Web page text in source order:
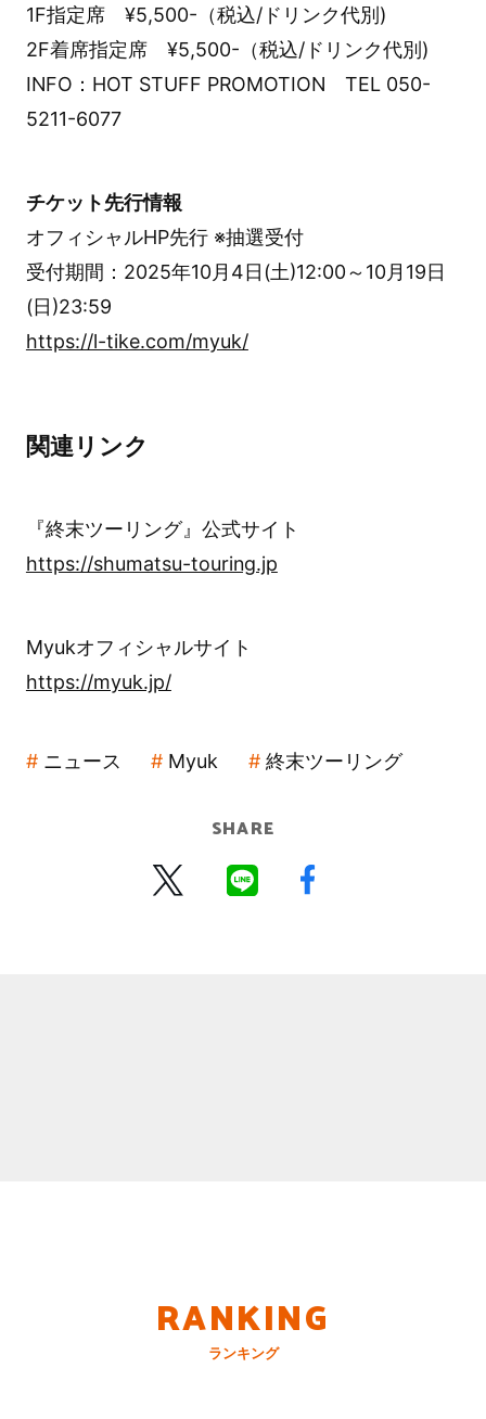
1F指定席 ¥5,500-（税込/ドリンク代別)
2F着席指定席 ¥5,500-（税込/ドリンク代別)
INFO：HOT STUFF PROMOTION TEL 050-
5211-6077
チケット先行情報
オフィシャルHP先行 ※抽選受付
受付期間：2025年10月4日(土)12:00～10月19日
(日)23:59
https://l-tike.com/myuk/
関連リンク
『終末ツーリング』公式サイト
https://shumatsu-touring.jp
Myukオフィシャルサイト
https://myuk.jp/
ニュース Myuk 終末ツーリング
SHARE
RANKING
ランキング